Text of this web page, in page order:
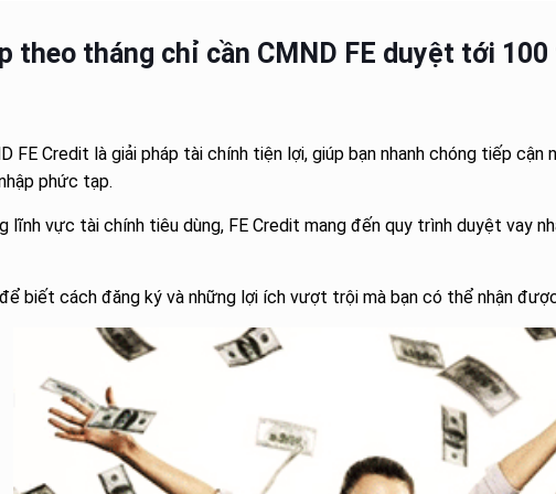
theo tháng chỉ cần CMND FE duyệt tới
Credit là giải pháp tài chính tiện lợi, giúp bạn nhanh chóng tiếp
phức tạp.
lĩnh vực tài chính tiêu dùng, FE Credit mang đến quy trình duyệt vay
biết cách đăng ký và những lợi ích vượt trội mà bạn có thể nhận